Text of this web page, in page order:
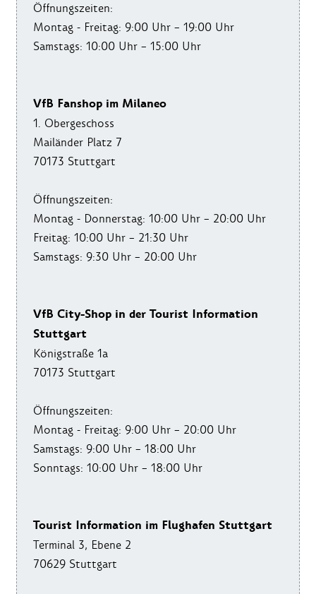
Öffnungszeiten:
Montag - Freitag: 9:00 Uhr – 19:00 Uhr
Samstags: 10:00 Uhr – 15:00 Uhr
VfB Fanshop im Milaneo
1. Obergeschoss
Mailänder Platz 7
70173 Stuttgart
Öffnungszeiten:
Montag - Donnerstag: 10:00 Uhr – 20:00 Uhr
Freitag: 10:00 Uhr – 21:30 Uhr
Samstags: 9:30 Uhr – 20:00 Uhr
VfB City-Shop in der Tourist Information
Stuttgart
Königstraße 1a
70173 Stuttgart
Öffnungszeiten:
Montag - Freitag: 9:00 Uhr – 20:00 Uhr
Samstags: 9:00 Uhr – 18:00 Uhr
Sonntags: 10:00 Uhr – 18:00 Uhr
Tourist Information im Flughafen Stuttgart
Terminal 3, Ebene 2
70629 Stuttgart